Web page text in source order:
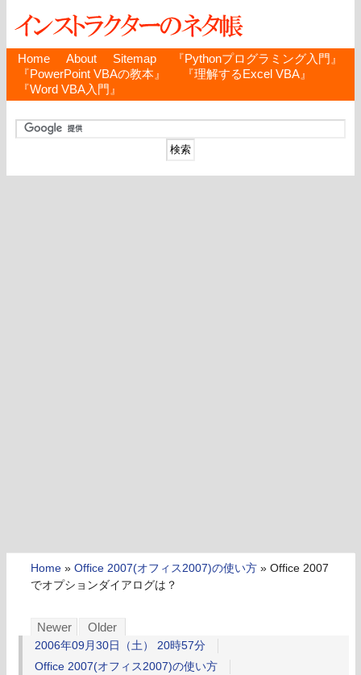
Home About Sitemap
『Pythonプログラミング入門』
『PowerPoint VBAの教本』
『理解するExcel VBA』
『Word VBA入門』
Home » Office 2007(オフィス2007)の使い方 » Office 2007
でオプションダイアログは？
Newer Older
2006年09月30日（土） 20時57分
Office 2007(オフィス2007)の使い方